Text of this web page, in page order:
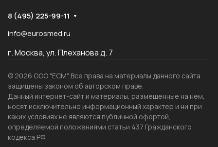
8 (495) 225-99-11
info@eurosmed.ru
г. Москва, ул. Плеханова д. 7
© 2026 ООО "ЕСМ". Все права на материалы данного сайта
защищены законом об авторском праве.
Данный интернет-сайт и материалы, размещенные на нем,
носят исключительно информационный характер и ни при
каких условиях не являются публичной офертой,
определяемой положениями статьи 437 Гражданского
кодекса РФ.